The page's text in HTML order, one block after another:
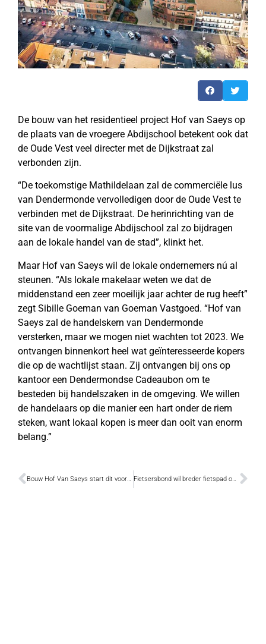
De bouw van het residentieel project Hof van Saeys op
de plaats van de vroegere Abdijschool betekent ook dat
de Oude Vest veel directer met de Dijkstraat zal
verbonden zijn.
“De toekomstige Mathildelaan zal de commerciële lus
van Dendermonde vervolledigen door de Oude Vest te
verbinden met de Dijkstraat. De herinrichting van de
site van de voormalige Abdijschool zal zo bijdragen
aan de lokale handel van de stad”, klinkt het.
Maar Hof van Saeys wil de lokale ondernemers nú al
steunen. “Als lokale makelaar weten we dat de
middenstand een zeer moeilijk jaar achter de rug heeft”
zegt Sibille Goeman van Goeman Vastgoed. “Hof van
Saeys zal de handelskern van Dendermonde
versterken, maar we mogen niet wachten tot 2023. We
ontvangen binnenkort heel wat geïnteresseerde kopers
die op de wachtlijst staan. Zij ontvangen bij ons op
kantoor een Dendermondse Cadeaubon om te
besteden bij handelszaken in de omgeving. We willen
de handelaars op die manier een hart onder de riem
steken, want lokaal kopen is meer dan ooit van enorm
belang.”
Bouw Hof Van Saeys start dit voorjaar Fietsersbond wil breder fietspad op vernieuwde Scheldebrug